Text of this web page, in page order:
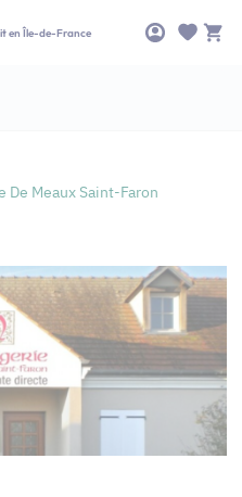
en Île-de-France
De Meaux Saint-Faron